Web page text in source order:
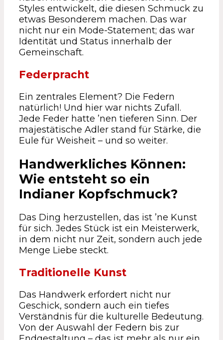
Styles entwickelt, die diesen Schmuck zu
etwas Besonderem machen. Das war
nicht nur ein Mode-Statement; das war
Identität und Status innerhalb der
Gemeinschaft.
Federpracht
Ein zentrales Element? Die Federn
natürlich! Und hier war nichts Zufall.
Jede Feder hatte ’nen tieferen Sinn. Der
majestätische Adler stand für Stärke, die
Eule für Weisheit – und so weiter.
Handwerkliches Können:
Wie entsteht so ein
Indianer Kopfschmuck?
Das Ding herzustellen, das ist ’ne Kunst
für sich. Jedes Stück ist ein Meisterwerk,
in dem nicht nur Zeit, sondern auch jede
Menge Liebe steckt.
Traditionelle Kunst
Das Handwerk erfordert nicht nur
Geschick, sondern auch ein tiefes
Verständnis für die kulturelle Bedeutung.
Von der Auswahl der Federn bis zur